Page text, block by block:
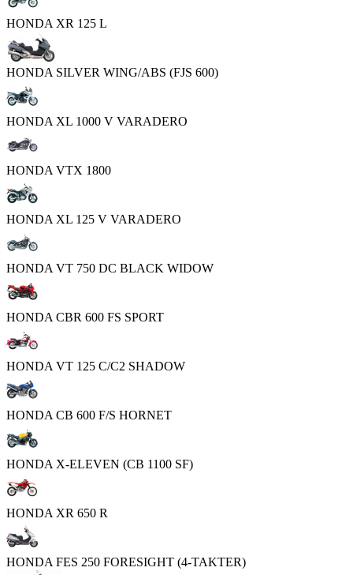
HONDA XR 125 L
HONDA SILVER WING/ABS (FJS 600)
HONDA XL 1000 V VARADERO
HONDA VTX 1800
HONDA XL 125 V VARADERO
HONDA VT 750 DC BLACK WIDOW
HONDA CBR 600 FS SPORT
HONDA VT 125 C/C2 SHADOW
HONDA CB 600 F/S HORNET
HONDA X-ELEVEN (CB 1100 SF)
HONDA XR 650 R
HONDA FES 250 FORESIGHT (4-TAKTER)